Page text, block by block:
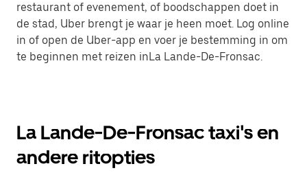
restaurant of evenement, of boodschappen doet in
de stad, Uber brengt je waar je heen moet. Log online
in of open de Uber-app en voer je bestemming in om
te beginnen met reizen inLa Lande-De-Fronsac.
La Lande-De-Fronsac taxi's en
andere ritopties